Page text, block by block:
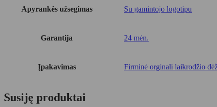
Apyrankės užsegimas Su gamintojo logotipu
Garantija 24 mėn.
Įpakavimas Firminė orginali laikrodžio
Susiję produktai